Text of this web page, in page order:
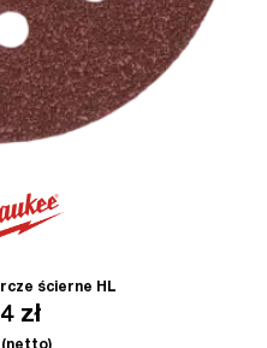
ścierne HL
zł